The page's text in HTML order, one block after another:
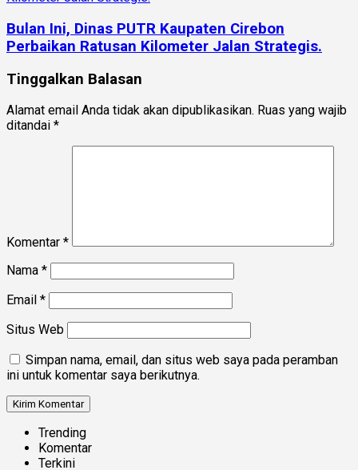
Bulan Ini, Dinas PUTR Kaupaten Cirebon
Perbaikan Ratusan Kilometer Jalan Strategis.
Tinggalkan Balasan
Alamat email Anda tidak akan dipublikasikan. Ruas yang wajib
ditandai *
Komentar *
Nama *
Email *
Situs Web
Simpan nama, email, dan situs web saya pada peramban
ini untuk komentar saya berikutnya.
Trending
Komentar
Terkini